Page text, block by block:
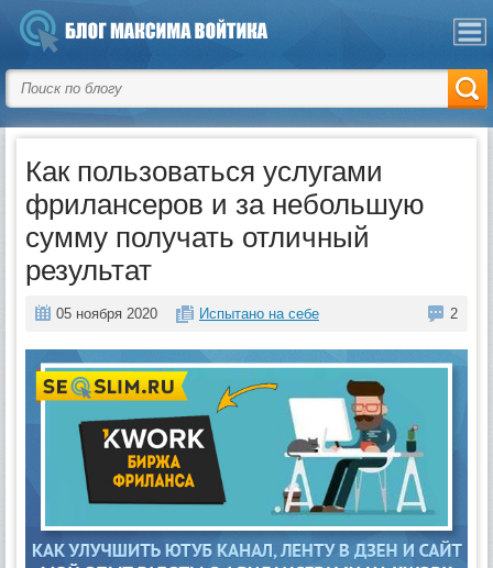
Как пользоваться услугами
фрилансеров и за небольшую
сумму получать отличный
результат
05 ноября 2020 Испытано на себе 2